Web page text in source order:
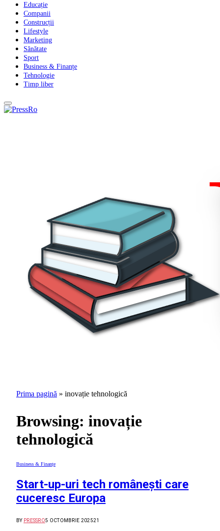
Educație
Companii
Construcții
Lifestyle
Marketing
Sănătate
Sport
Business & Finanțe
Tehnologie
Timp liber
Prima pagină » inovație tehnologică
Browsing: inovație
tehnologică
Business & Finanțe
Start-up-uri tech românești care
cuceresc Europa
BY PRESSRO5 OCTOMBRIE 202521